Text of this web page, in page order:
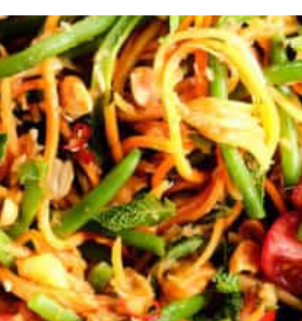
ontbijt bijgerechten
lunch hoofdgerechten
borrelhapjes desserts
voorgerechten drankjes
alle
alle
zomer
slow